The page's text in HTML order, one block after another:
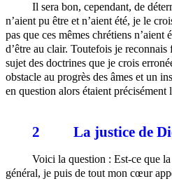
Il sera bon, cependant, de
n’aient pu être et n’aient été, je le
pas que ces mêmes chrétiens
d’être au clair. Toutefois je
sujet des doctrines que je crois
obstacle au progrès des âmes et un
en question alors étaient
2 La justice de
Voici la question : Est-ce que
général, je puis de tout mon cœur